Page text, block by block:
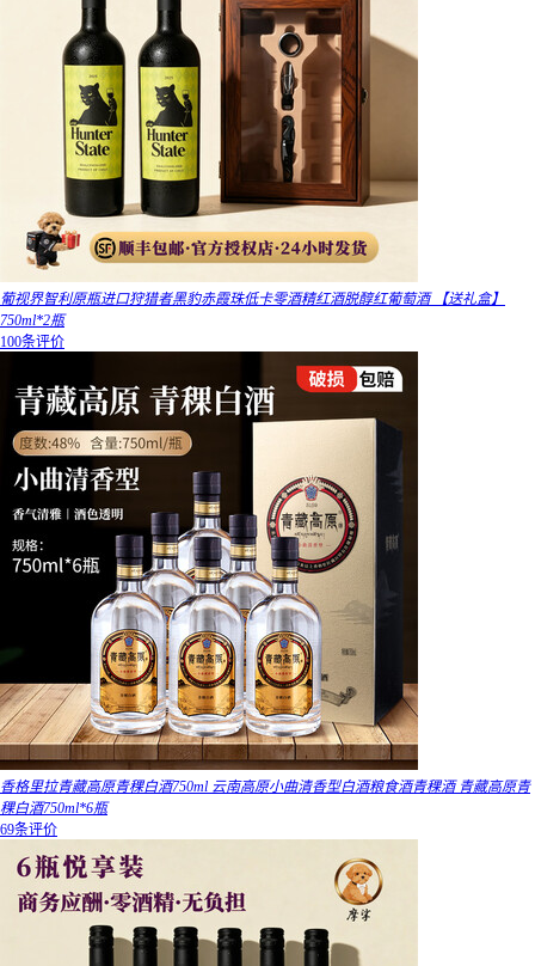
葡视界智利原瓶进口狩猎者黑豹赤霞珠低卡零酒精红酒脱醇红葡萄酒 【送礼盒】
750ml*2瓶
100条评价
香格里拉青藏高原青稞白酒750ml 云南高原小曲清香型白酒粮食酒青稞酒 青藏高原青
稞白酒750ml*6瓶
69条评价